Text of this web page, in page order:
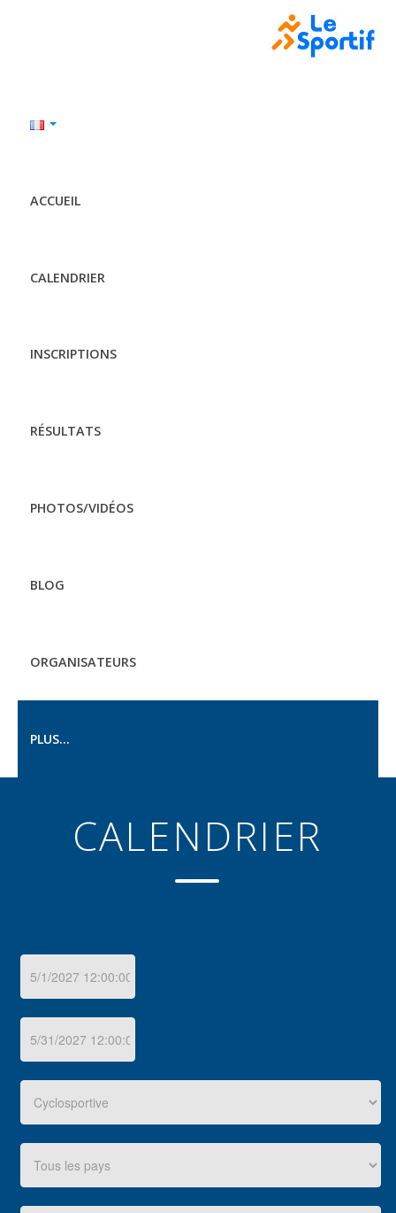
ACCUEIL
CALENDRIER
INSCRIPTIONS
RÉSULTATS
PHOTOS/VIDÉOS
BLOG
ORGANISATEURS
PLUS...
CALENDRIER